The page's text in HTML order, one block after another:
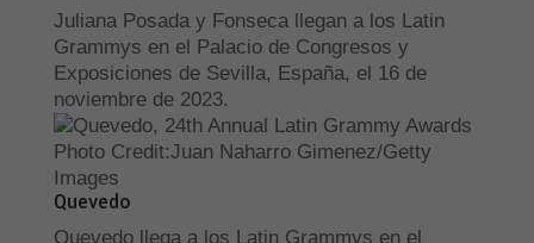
Juliana Posada y Fonseca llegan a los Latin
Grammys en el Palacio de Congresos y
Exposiciones de Sevilla, España, el 16 de
noviembre de 2023.
Photo Credit:Juan Naharro Gimenez/Getty
Images
Quevedo
Quevedo llega a los Latin Grammys en el